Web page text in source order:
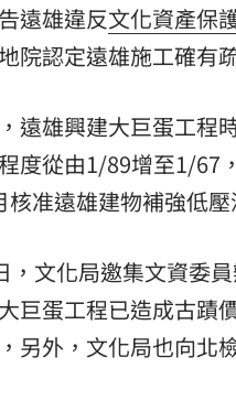
！釀2死20傷 學生槍手身
曝光！女師恐失明要提
長鑫存儲靠2底氣拒降價
儀翔 毛加恩盛讚頂尖對
播中 20:31
時直播 15:27
聞台線上直播 18:00
台中「頂奢大道」逐漸
遠雄違反文化資產保
院認定遠雄施工確有
遠雄興建大巨蛋工程
度從由1/89增至1/67
核准遠雄建物補強低
，文化局邀集文資委
巨蛋工程已造成古蹟
另外，文化局也向北